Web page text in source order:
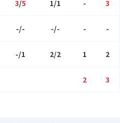
3/5 1/1 - 3
-/- -/- - -
-/1 2/2 1 2
2 3